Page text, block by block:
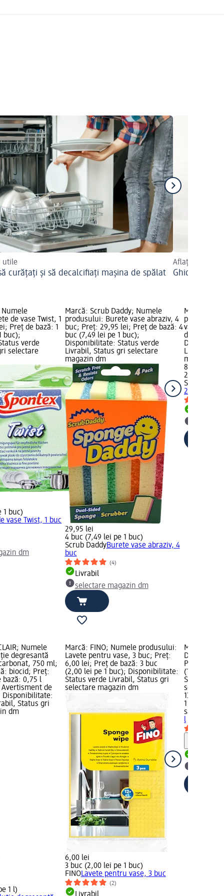
utile
curățați și să decalcifiați mașina de spălat
Aflați mai
Ghidul
Numele
de vase Twist, 1
Preț de bază: 1
buc);
verde
selectare
1 buc)
vase Twist, 1 buc
dm
Marcă: Scrub Daddy; Numele
produsului: Burete vase abraziv, 4
buc; Preț: 29,95 lei; Preț de bază: 4
buc (7,49 lei pe 1 buc);
Disponibilitate: Status verde
Livrabil, Status gri selectare
magazin dm
29,95 lei
4 buc (7,49 lei pe 1 buc)
Scrub DaddyBurete vase abraziv, 4
buc
(4)
Livrabil
selectare magazin dm
Marcă:
vâscoză, 2
de bază: 2
Livrabil,
magazin
8,95 lei
2 buc (4,48
Spontex
2 buc
Numele
degresantă
750 ml;
biocid; Preț:
bază: 0,75 l
Avertisment de
Disponibilitate:
Status gri
dm
1 l)
Marcă: FINO; Numele produsului:
Lavete pentru vase, 3 buc; Preț:
6,00 lei; Preț de bază: 3 buc
(2,00 lei pe 1 buc); Disponibilitate:
Status verde Livrabil, Status gri
selectare magazin dm
6,00 lei
3 buc (2,00 lei pe 1 buc)
FINOLavete pentru vase, 3 buc
(2)
Marcă:
Detergent
Preț: 13,95
(13,95 lei
Status
selectare
13,95 lei
1 l (13,95
sano
l